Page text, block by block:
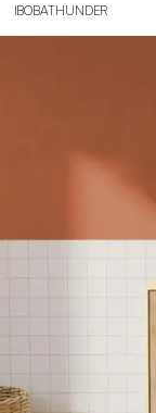
IBOBATHUNDER